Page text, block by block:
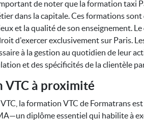
de noter que la formation taxi
dans la capitale. Ces formations sont
et la qualité de son enseignement.
d'exercer exclusivement sur Paris.
à la gestion au quotidien de leur
et des spécificités de la clientèle
VTC à proximité
la formation VTC de Formatrans est
diplôme essentiel qui habilite à